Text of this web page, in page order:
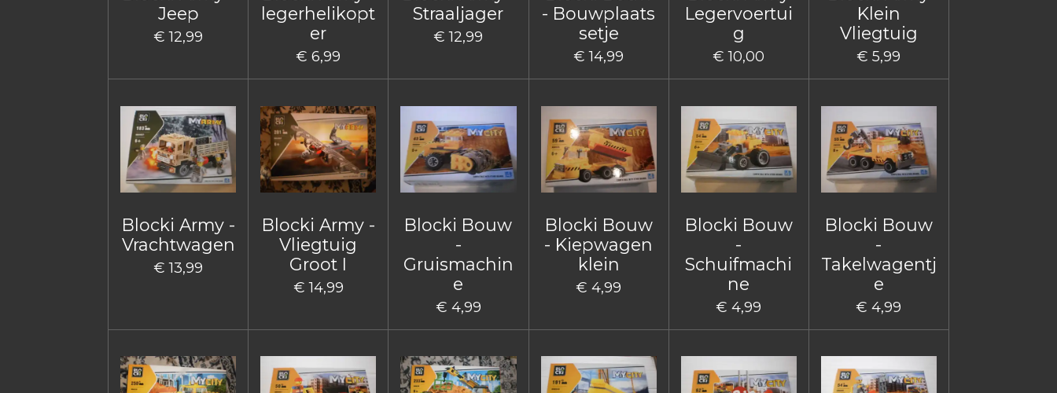
Jeep
€ 12,99
legerhelikopt
er
€ 6,99
Straaljager
€ 12,99
- Bouwplaats
setje
€ 14,99
Legervoertui
g
€ 10,00
Klein
Vliegtuig
€ 5,99
Blocki Army -
Vrachtwagen
€ 13,99
Blocki Army -
Vliegtuig
Groot I
€ 14,99
Blocki Bouw
-
Gruismachin
e
€ 4,99
Blocki Bouw
- Kiepwagen
klein
€ 4,99
Blocki Bouw
-
Schuifmachi
ne
€ 4,99
Blocki Bouw
-
Takelwagentj
e
€ 4,99